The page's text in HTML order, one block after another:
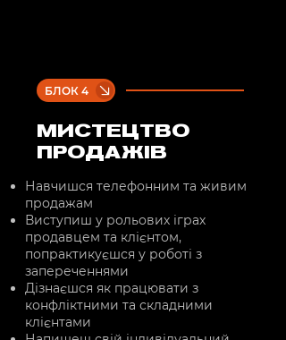
БЛОК 4
МИСТЕЦТВО
ПРОДАЖІВ
Навчишся телефонним та живим
продажам
Виступиш у рольових іграх
продавцем та клієнтом,
попрактикуєшся у роботі з
запереченнями
Дізнаєшся як працювати з
конфліктними та складними
клієнтами